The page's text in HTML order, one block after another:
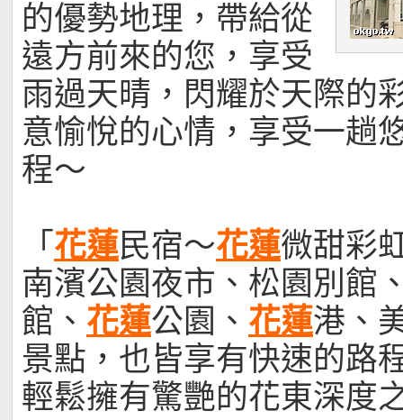
的優勢地理，帶給從
遠方前來的您，享受
雨過天晴，閃耀於天際的
意愉悅的心情，享受一趟
程～
「 花蓮民宿～花蓮微甜彩
南濱公園夜市、松園別館
館、 花蓮公園、 花蓮港、
景點，也皆享有快速的路
輕鬆擁有驚艷的花東深度